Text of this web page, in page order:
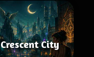
Crescent City